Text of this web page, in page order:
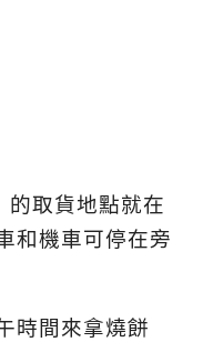
的取貨地點就在
和機車可停在旁
時間來拿燒餅